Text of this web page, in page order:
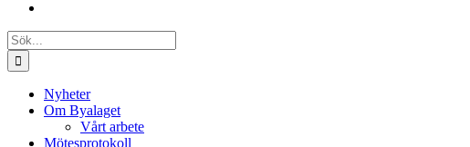
Sök
efter:
Nyheter
Om Byalaget
Vårt arbete
Mötesprotokoll